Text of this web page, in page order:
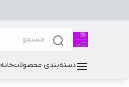
دسته‌بندی محصولاتخانه